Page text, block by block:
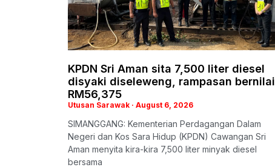
KPDN Sri Aman sita 7,500 liter diesel
disyaki diseleweng, rampasan bernilai
RM56,375
Utusan Sarawak August 6, 2026
SIMANGGANG: Kementerian Perdagangan Dalam
Negeri dan Kos Sara Hidup (KPDN) Cawangan Sri
Aman menyita kira-kira 7,500 liter minyak diesel
bersama